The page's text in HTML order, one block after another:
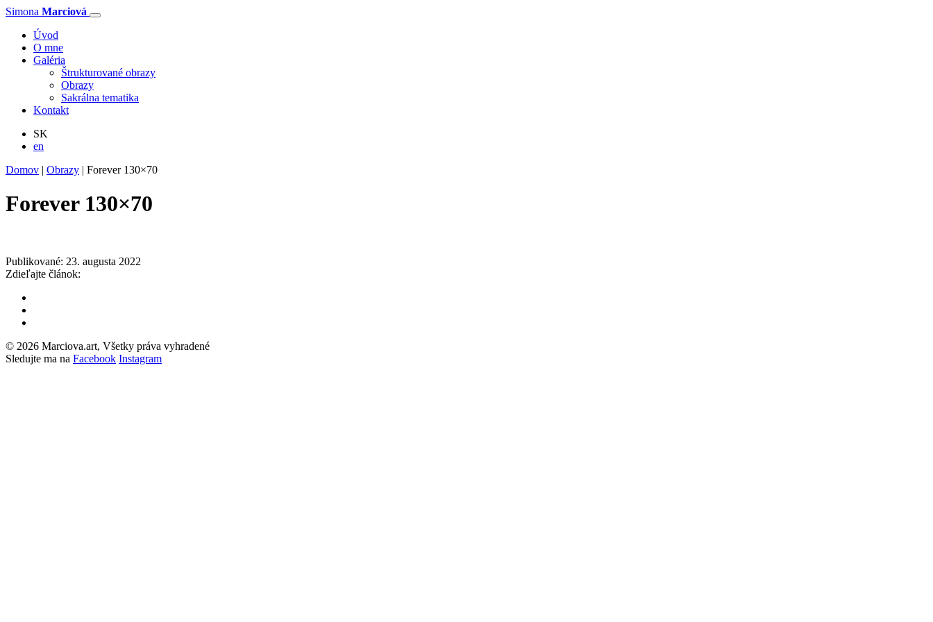
Simona Marciová
Úvod
O mne
Galéria
Štrukturované obrazy
Obrazy
Sakrálna tematika
Kontakt
SK
en
Domov | Obrazy | Forever 130×70
Forever 130×70
Publikované: 23. augusta 2022
Zdieľajte článok:
© 2026 Marciova.art, Všetky práva vyhradené
Sledujte ma na Facebook Instagram